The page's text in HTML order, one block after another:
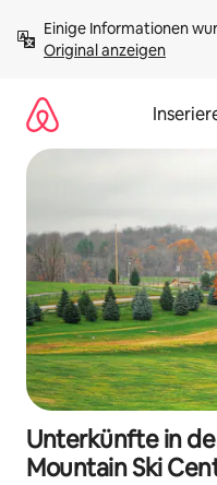
Inhalten
springenOriginal anzeigen
Unterkünfte in
Mountain Ski